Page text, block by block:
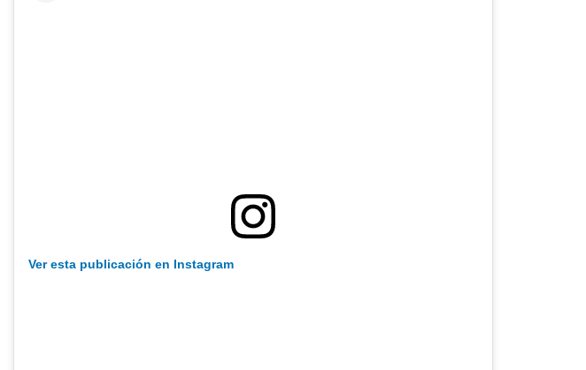
Ver esta publicación en Instagram